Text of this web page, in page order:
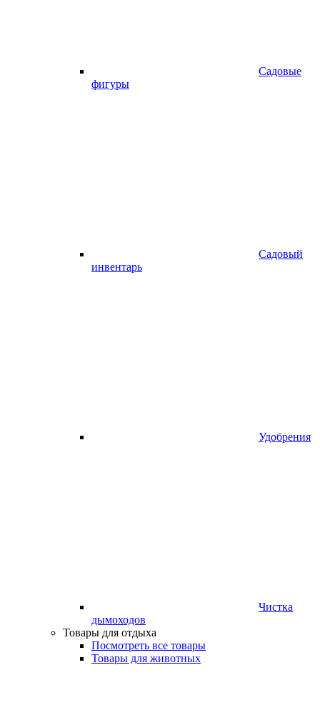
Садовые
фигуры
Садовый
инвентарь
Удобрения
Чистка
дымоходов
Товары для отдыха
Посмотреть все товары
Товары для животных